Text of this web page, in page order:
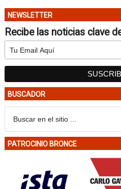
NEWSLETTER
Recibe las noticias clave
BUSCADOR
PATROCINIO BRONCE